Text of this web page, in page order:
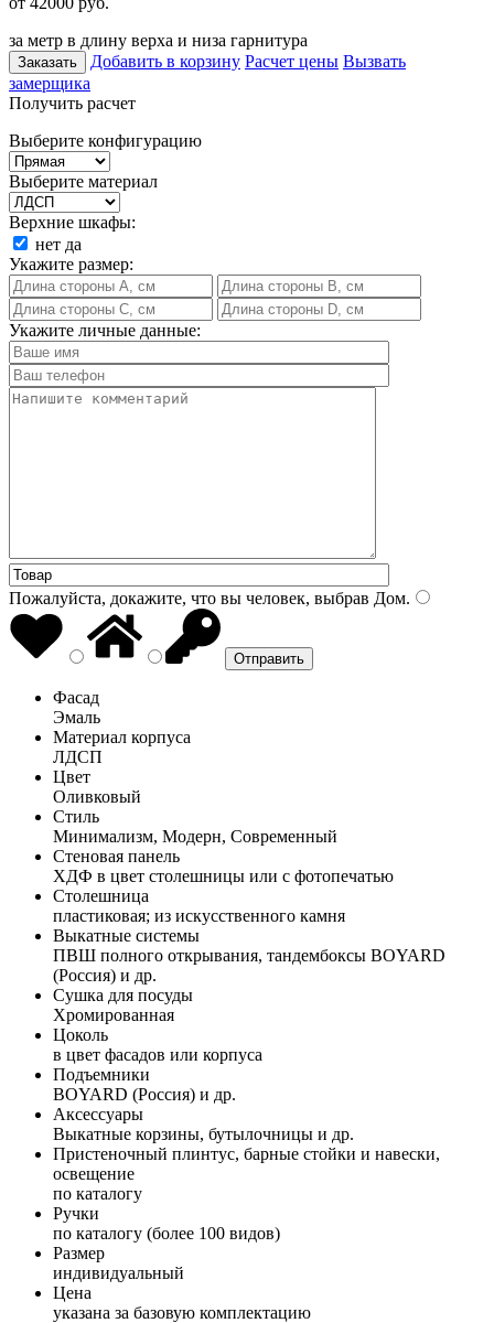
за метр в длину верха и низа гарнитура
Заказать Добавить в корзину Расчет цены Вызвать
замерщика
Получить расчет
Выберите конфигурацию
Выберите материал
Верхние шкафы:
нет да
Укажите размер:
Укажите личные данные:
Пожалуйста, докажите, что вы человек, выбрав Дом.
Фасад
Эмаль
Материал корпуса
ЛДСП
Цвет
Оливковый
Стиль
Минимализм, Модерн, Современный
Стеновая панель
ХДФ в цвет столешницы или с фотопечатью
Столешница
пластиковая; из искусственного камня
Выкатные системы
ПВШ полного открывания, тандембоксы BOYARD
(Россия) и др.
Сушка для посуды
Хромированная
Цоколь
в цвет фасадов или корпуса
Подъемники
BOYARD (Россия) и др.
Аксессуары
Выкатные корзины, бутылочницы и др.
Пристеночный плинтус, барные стойки и навески,
освещение
по каталогу
Ручки
по каталогу (более 100 видов)
Размер
индивидуальный
Цена
указана за базовую комплектацию